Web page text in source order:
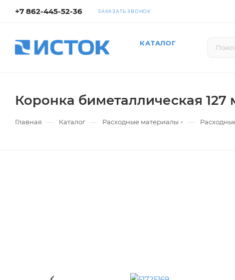
+7 862-445-52-36 ЗАКАЗАТЬ ЗВОНОК
КАТАЛОГ
Коронка биметаллическая
Главная — Каталог — Расходные материалы —